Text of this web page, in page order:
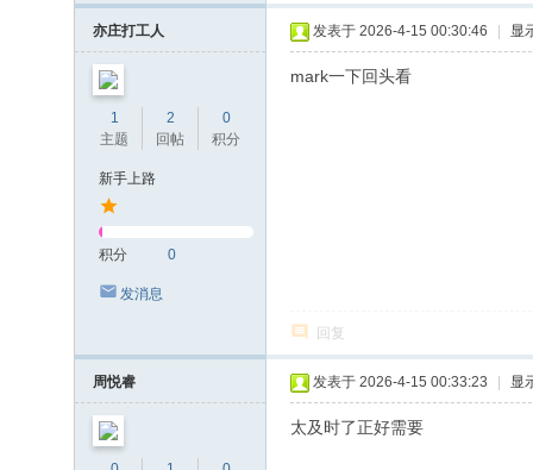
亦庄打工人
1
主题
2
回帖
0
积分
新手上路
积分 0
发消息
发表于 2026-4-15 00:30:46 显
mark一下回头看
回复
周悦睿 发表于 2026-4-15 00:33:23 显
太及时了正好需要